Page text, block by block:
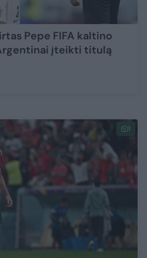
Pepe FIFA kaltino
įteikti titulą
1